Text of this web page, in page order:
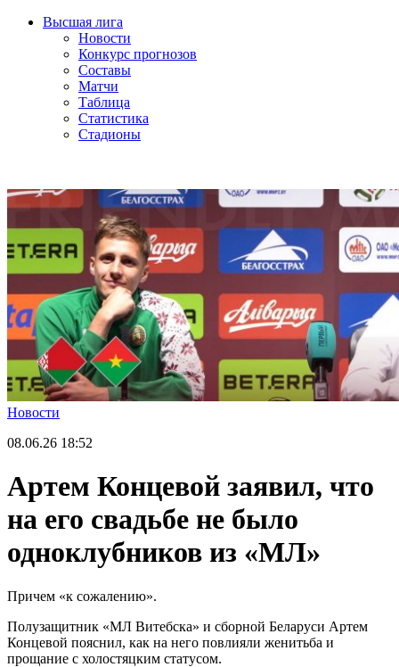
Высшая лига
Новости
Конкурс прогнозов
Составы
Матчи
Таблица
Статистика
Стадионы
Новости
08.06.26 18:52
Артем Концевой заявил, что
на его свадьбе не было
одноклубников из «МЛ»
Причем «к сожалению».
Полузащитник «МЛ Витебска» и сборной Беларуси Артем
Концевой пояснил, как на него повлияли женитьба и
прощание с холостяцким статусом.